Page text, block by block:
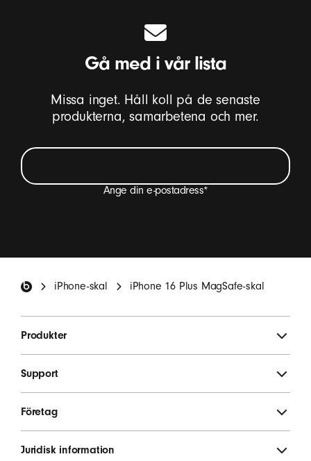
Gå med i vår lista
Missa inget. Håll koll på de senaste
produkterna, samarbetena och mer.
Ange din e-postadress*
enkätinbjudningar.*
iPhone-skal iPhone 16 Plus MagSafe-skal
Produkter
Support
Företag
Juridisk information